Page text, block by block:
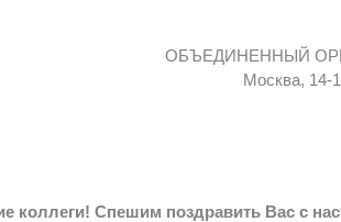
ОБЪЕДИНЕННЫЙ
Москва, 14-
коллеги! Спешим поздравить Вас с